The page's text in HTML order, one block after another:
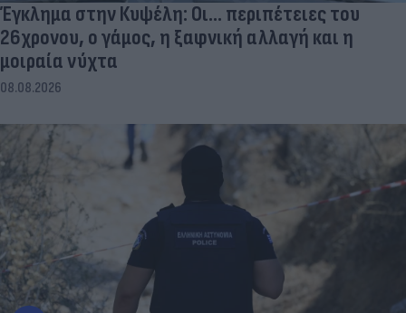
Έγκλημα στην Κυψέλη: Οι... περιπέτειες του
26χρονου, ο γάμος, η ξαφνική αλλαγή και η
μοιραία νύχτα
08.08.2026